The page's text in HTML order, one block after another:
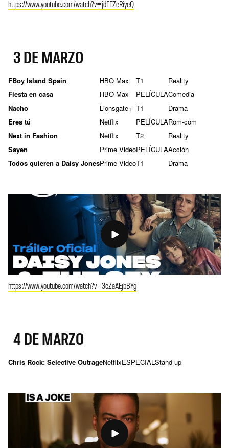
https://www.youtube.com/watch?v=jdEEZeRiyeQ
3 DE MARZO
FBoy Island Spain HBO Max T1
Reality
Fiesta en casa
HBO Max PELÍCULAComedia
Nacho
Lionsgate+ T1
Drama
Eres tú
Netflix PELÍCULARom-com
Next in Fashion
Netflix T2
Reality
Sayen
Prime VideoPELÍCULAAcción
Todos quieren a Daisy JonesPrime VideoT1 Drama
https://www.youtube.com/watch?v=3cZaAEjbBYg
4 DE MARZO
Chris Rock: Selective OutrageNetflixESPECIALStand-up